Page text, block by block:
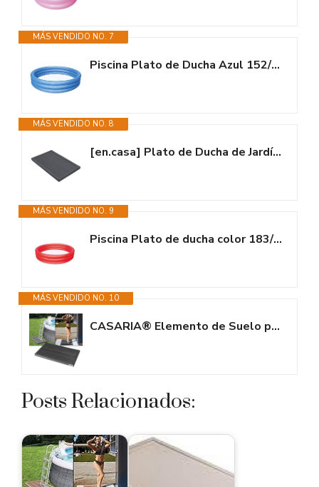
MÁS VENDIDO NO. 7
Piscina Plato de Ducha Azul 152/30 cm BESTWAY
MÁS VENDIDO NO. 8
[en.casa] Plato de Ducha de Jardín Base de Ducha Elemento de Suelo Piscina...
MÁS VENDIDO NO. 9
Piscina Plato de ducha color 183/33 cm BESTWAY Rojo
MÁS VENDIDO NO. 10
CASARIA® Elemento de Suelo para Ducha Solar de Piscina Plato Base...
Posts Relacionados: